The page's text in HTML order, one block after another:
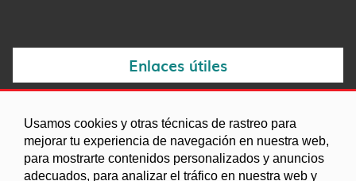
Usamos cookies y otras técnicas de rastreo para
mejorar tu experiencia de navegación en nuestra web,
para mostrarte contenidos personalizados y anuncios
adecuados, para analizar el tráfico en nuestra web y
Enlaces útiles
Agenda
Ordenanzas